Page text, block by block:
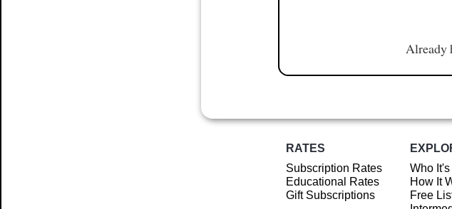
Already
RATES
Subscription Rates
Educational Rates
Gift Subscriptions
Who It's
How It
Free